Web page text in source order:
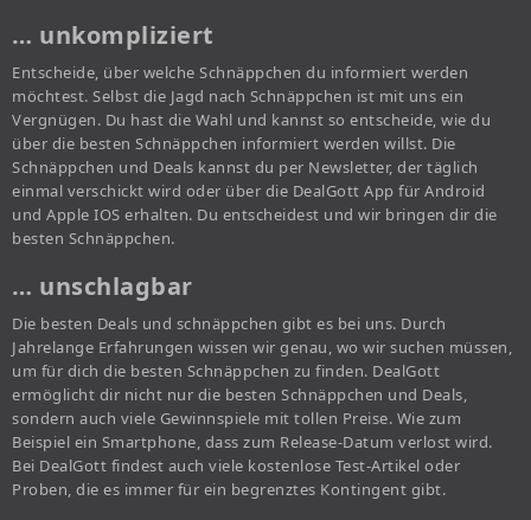
… unkompliziert
Entscheide, über welche Schnäppchen du informiert werden
möchtest. Selbst die Jagd nach Schnäppchen ist mit uns ein
Vergnügen. Du hast die Wahl und kannst so entscheide, wie du
über die besten Schnäppchen informiert werden willst. Die
Schnäppchen und Deals kannst du per Newsletter, der täglich
einmal verschickt wird oder über die DealGott App für Android
und Apple IOS erhalten. Du entscheidest und wir bringen dir die
besten Schnäppchen.
… unschlagbar
Die besten Deals und schnäppchen gibt es bei uns. Durch
Jahrelange Erfahrungen wissen wir genau, wo wir suchen müssen,
um für dich die besten Schnäppchen zu finden. DealGott
ermöglicht dir nicht nur die besten Schnäppchen und Deals,
sondern auch viele Gewinnspiele mit tollen Preise. Wie zum
Beispiel ein Smartphone, dass zum Release-Datum verlost wird.
Bei DealGott findest auch viele kostenlose Test-Artikel oder
Proben, die es immer für ein begrenztes Kontingent gibt.